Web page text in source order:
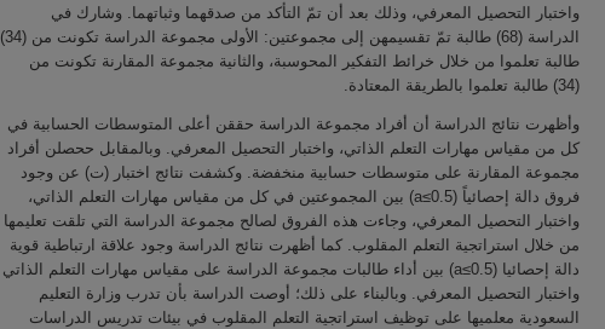
واختبار التحصيل المعرفي، وذلك بعد أن تمّ التأكد من صدقهما وثباتهما. وشارك في
الدراسة (68) طالبة تمّ تقسيمهن إلى مجموعتين: الأولى مجموعة الدراسة تكونت من (34)
طالبة تعلموا من خلال خرائط التفكير المحوسبة، والثانية مجموعة المقارنة تكونت من
(34) طالبة تعلموا بالطريقة المعتادة.
وأظهرت نتائج الدراسة أن أفراد مجموعة الدراسة حققن أعلى المتوسطات الحسابية في
كل من مقياس مهارات التعلم الذاتي، واختبار التحصيل المعرفي. وبالمقابل ححصلن أفراد
مجموعة المقارنة على متوسطات حسابية منخفضة. وكشفت نتائج اختبار (ت) عن وجود
فروق دالة إحصائياً (a≤0.5) بين المجموعتين في كل من مقياس مهارات التعلم الذاتي،
واختبار التحصيل المعرفي، وجاءت هذه الفروق لصالح مجموعة الدراسة التي تلقت تعليمها
من خلال استراتجية التعلم المقلوب. كما أظهرت نتائج الدراسة وجود علاقة ارتباطية قوية
دالة إحصائيا (a≤0.5) بين أداء طالبات مجموعة الدراسة على مقياس مهارات التعلم الذاتي
واختبار التحصيل المعرفي. وبالبناء على ذلك؛ أوصت الدراسة بأن تدرب وزارة التعليم
السعودية معلميها على توظيف استراتجية التعلم المقلوب في بيئات تدريس الدراسات